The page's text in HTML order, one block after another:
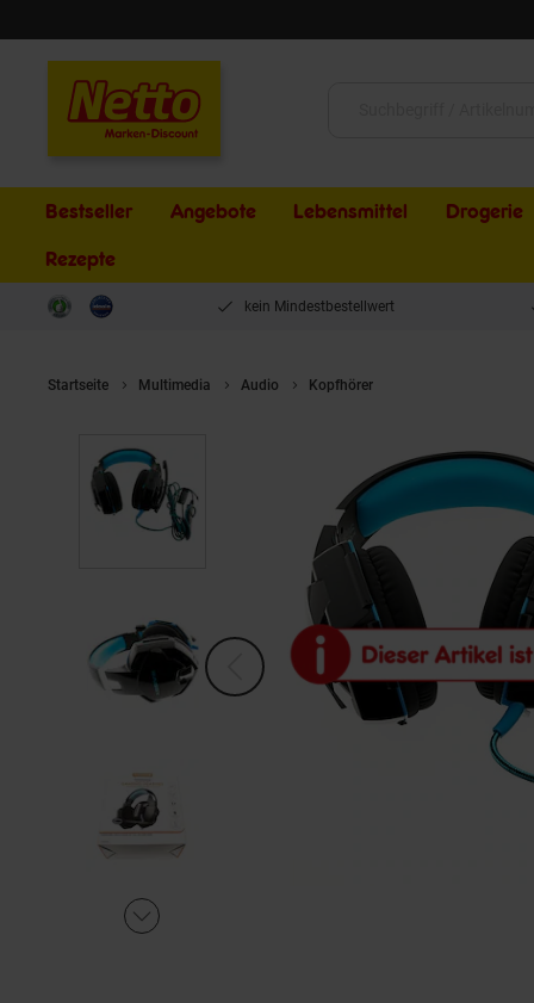
Bestseller Angebote Lebensmittel Drogerie
Rezepte
kein Mindestbestellwert
Startseite Multimedia Audio Kopfhörer